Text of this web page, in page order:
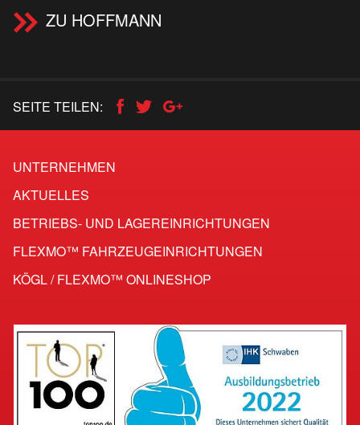
ZU HOFFMANN
SEITE TEILEN:
UNTERNEHMEN
AKTUELLES
BETRIEBS- UND LAGEREINRICHTUNGEN
FLEXMO™ FAHRZEUG­EINRICHTUNGEN
KÖGL / FLEXMO™ ONLINESHOP